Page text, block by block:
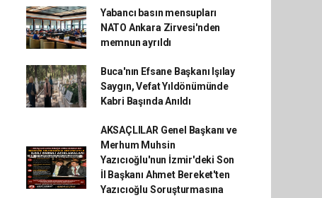
Yabancı basın mensupları
NATO Ankara Zirvesi'nden
memnun ayrıldı
Buca'nın Efsane Başkanı Işılay
Saygın, Vefat Yıldönümünde
Kabri Başında Anıldı
AKSAÇLILAR Genel Başkanı ve
Merhum Muhsin
Yazıcıoğlu'nun İzmir'deki Son
İl Başkanı Ahmet Bereket'ten
Yazıcıoğlu Soruşturmasına